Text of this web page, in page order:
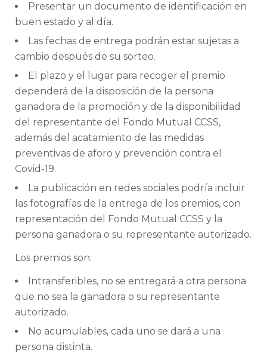
Presentar un documento de identificación en
buen estado y al día.
Las fechas de entrega podrán estar sujetas a
cambio después de su sorteo.
El plazo y el lugar para recoger el premio
dependerá de la disposición de la persona
ganadora de la promoción y de la disponibilidad
del representante del Fondo Mutual CCSS,
además del acatamiento de las medidas
preventivas de aforo y prevención contra el
Covid-19.
La publicación en redes sociales podría incluir
las fotografías de la entrega de los premios, con
representación del Fondo Mutual CCSS y la
persona ganadora o su representante autorizado.
Los premios son:
Intransferibles, no se entregará a otra persona
que no sea la ganadora o su representante
autorizado.
No acumulables, cada uno se dará a una
persona distinta.